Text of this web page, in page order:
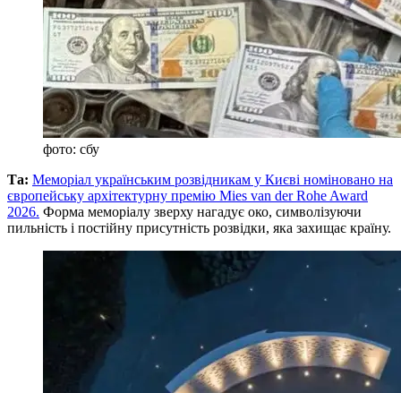
фото: сбу
Та: Меморіал українським розвідникам у Києві номіновано на
європейську архітектурну премію Mies van der Rohe Award
2026. Форма меморіалу зверху нагадує око, символізуючи
пильність і постійну присутність розвідки, яка захищає країну.